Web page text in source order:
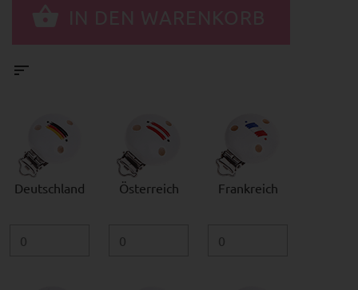
Deutschland Österreich Frankreich